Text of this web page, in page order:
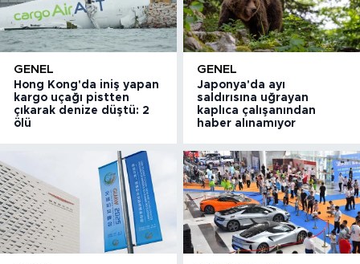
GENEL
Hong Kong'da iniş yapan
kargo uçağı pistten
çıkarak denize düştü: 2
ölü
GENEL
Japonya'da ayı
saldırısına uğrayan
kaplıca çalışanından
haber alınamıyor